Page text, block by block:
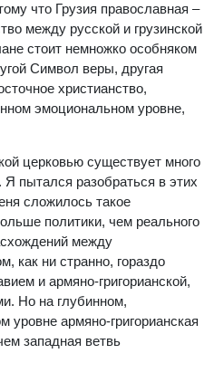
что Грузия православная –
между русской и грузинской
стоит немножко особняком
Символ веры, другая
христианство,
эмоциональном уровне,
церковью существует много
Я пытался разобраться в этих
сложилось такое
политики, чем реального
между
как ни странно, гораздо
и армяно-григорианской,
Но на глубинном,
уровне армяно-григорианская
западная ветвь